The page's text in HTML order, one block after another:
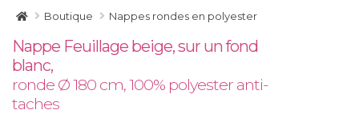
Boutique Nappes rondes en polyester
Nappe Feuillage beige, sur un fond
blanc,
ronde Ø 180 cm, 100% polyester anti-
taches